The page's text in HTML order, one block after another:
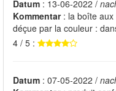
Datum : 13-06-2022 /
Kommentar: la boîte aux
déçue par la couleur :
4 / 5 :
Datum : 07-05-2022 /